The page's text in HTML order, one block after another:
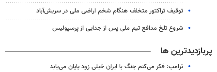
توقیف تراکتور متخلف هنگام شخم اراضی ملی در سریش‌آباد
شروع تلخ مدافع تیم ملی پس از جدایی از پرسپولیس
پربازدیدترین ها
ترامپ: فکر می‌کنم جنگ با ایران خیلی زود پایان می‌یابد